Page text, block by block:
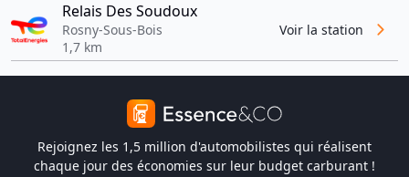
Relais Des Soudoux
Rosny-Sous-Bois
1,7 km
Voir la station
Rejoignez les 1,5 million d'automobilistes qui réalisent
chaque jour des économies sur leur budget carburant !